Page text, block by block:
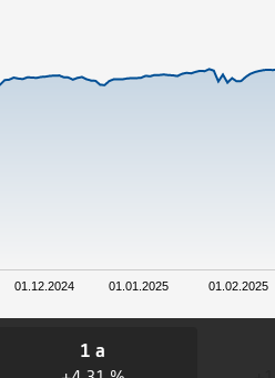
01.12.2024 01.01.2025 01.02.2025
1 a